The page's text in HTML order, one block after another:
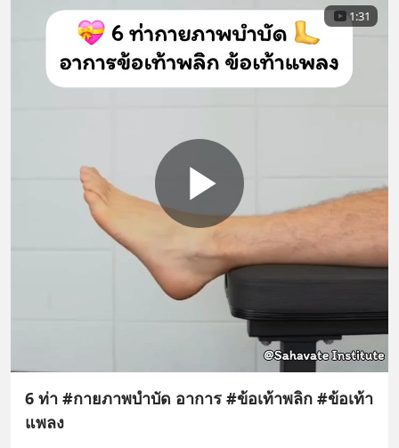
1:31
6 ท่า #กายภาพบำบัด อาการ #ข้อเท้าพลิก #ข้อเท้า
แพลง